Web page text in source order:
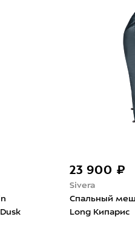
23 900 ₽
Sivera
Cпальный
Long Кипарис